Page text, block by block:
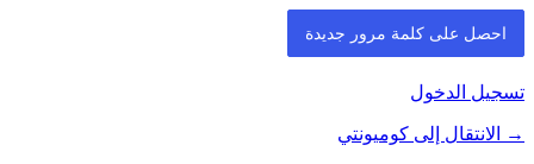
تسجيل الدخول
→ الانتقال إلى كوميونتي